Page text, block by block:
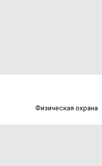
Физическая охрана